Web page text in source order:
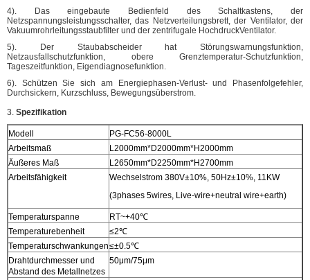
4). Das eingebaute Bedienfeld des Schaltkastens, der
Netzspannungsleistungsschalter, das Netzverteilungsbrett, der Ventilator, der
Vakuumrohrleitungsstaubfilter und der zentrifugale HochdruckVentilator.
5). Der Staubabscheider hat Störungswarnungsfunktion,
Netzausfallschutzfunktion, obere Grenztemperatur-Schutzfunktion,
Tageszeitfunktion, Eigendiagnosefunktion.
6). Schützen Sie sich am Energiephasen-Verlust- und Phasenfolgefehler,
Durchsickern, Kurzschluss, Bewegungsüberstrom.
3. Spezifikation
Modell
PG-FC56-8000L
Arbeitsmaß
L2000mm*D2000mm*H2000mm
Äußeres Maß
L2650mm*D2250mm*H2700mm
Arbeitsfähigkeit
Wechselstrom 380V±10%, 50Hz±10%, 11KW
(3phases 5wires, Live-wire+neutral wire+earth)
Temperaturspanne
RT~+40℃
Temperaturebenheit
≤2℃
Temperaturschwankungen≤±0.5℃
Drahtdurchmesser und
Abstand des Metallnetzes
50μm/75μm